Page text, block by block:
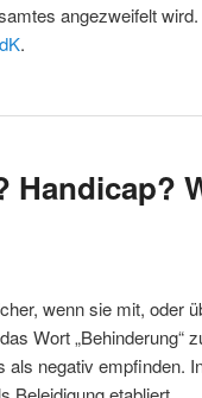
angezweifelt
.
Handicap?
wenn sie mit, oder
Wort „Behinderung“
als negativ empfinden.